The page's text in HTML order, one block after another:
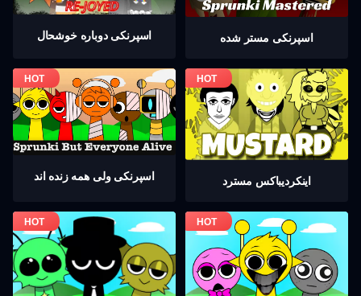
اسپرنکی دوباره خوشحال اسپرنکی مستر شده
اسپرنکی ولی همه زنده اند اینکردیباكس مسترد